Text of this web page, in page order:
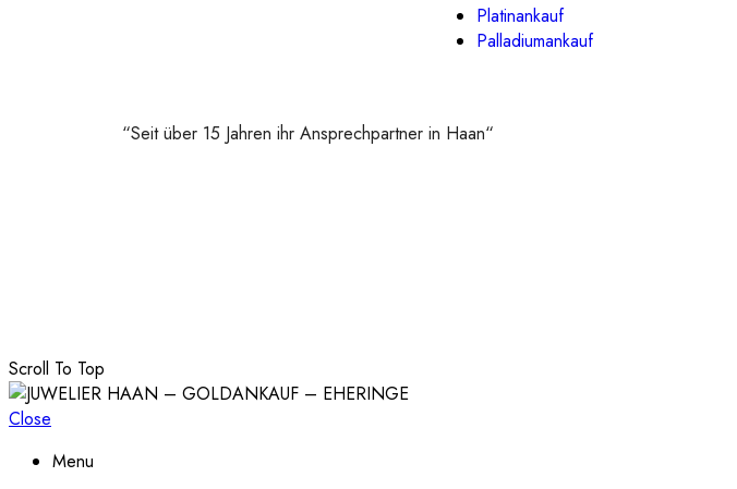
Platinankauf
Palladiumankauf
“Seit über 15 Jahren ihr Ansprechpartner in Haan“
Scroll To Top
Close
Menu